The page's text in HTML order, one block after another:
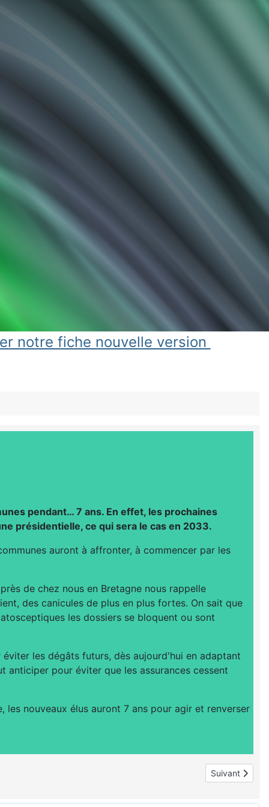
notre fiche nouvelle version
pendant… 7 ans. En effet, les prochaines
présidentielle, ce qui sera le cas en 2033.
auront à affronter, à commencer par les
de chez nous en Bretagne nous rappelle
des canicules de plus en plus fortes. On sait que
les dossiers se bloquent ou sont
les dégâts futurs, dès aujourd'hui en adaptant
pour éviter que les assurances cessent
nouveaux élus auront 7 ans pour agir et renverser
Article suivant
Suivant